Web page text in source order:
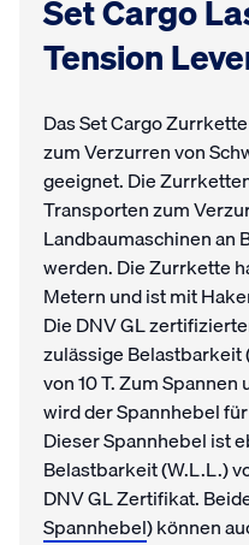
Set Cargo
Tension
Das Set Cargo
zum Verzurren von
geeignet. Die
Transporten zum
Landbaumaschinen an
werden. Die Zurrkette
Metern und ist mit
Die DNV GL
zulässige Belastbarkeit
von 10 T. Zum
wird der Spannhebel
Dieser Spannhebel ist
Belastbarkeit (W.L.L.)
DNV GL Zertifikat.
Spannhebel) können